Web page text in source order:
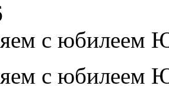
с юбилеем
с юбилеем